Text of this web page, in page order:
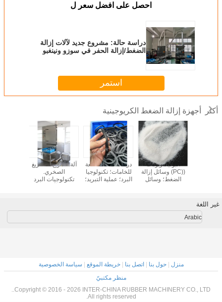
احصل على افضل سعر ل
دراسة حالة: مشروع جديد لآلات إزالة
الضغط/إزالة الحفر في سوزو ونينغبو
استمر
أكثر أجهزة إزالة الضغط الكريوجينية
دراسة حالة: مشروع
جديد لآلات إزالة
الضغط/إزالة الحفر
آلة التجميد المتقدمة
ذات التجهيز البارد؛
المعالجة الباردة؛
دراسة حالة: آلة إزالة
الضغط لشركة
Grommet؛
بالنفجار
غير اللغة
Arabic
منزل |حول بنا |اتصل بنا |خريطة الموقع | سياسة الخصوصية
منظر مكتبيّ
Copyright © 2016 - 2026 INTER-CHINA RUBBER MACHINERY CO., LTD..
All rights reserved.